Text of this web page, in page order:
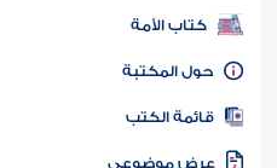
كتب PDF
كتاب الأمة
المكتبة